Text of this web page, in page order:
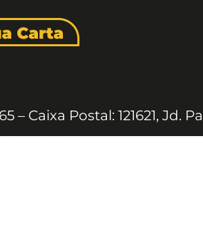
– Caixa Postal: 121621, Jd.
01419-002